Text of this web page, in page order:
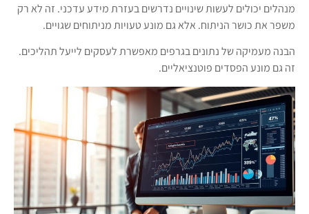
מנהלים יכולים לעשות שינויים נדרשים בעזרת מידע עדכני. זה לא רק
משפר את כושר הניתוח. אלא גם מונע טעויות מניתוחים שגויים.
הבנה מעמיקה של נתונים בגרפים מאפשרת לעסקים לייעל תהליכים.
זה גם מונע הפסדים פוטנציאליים.